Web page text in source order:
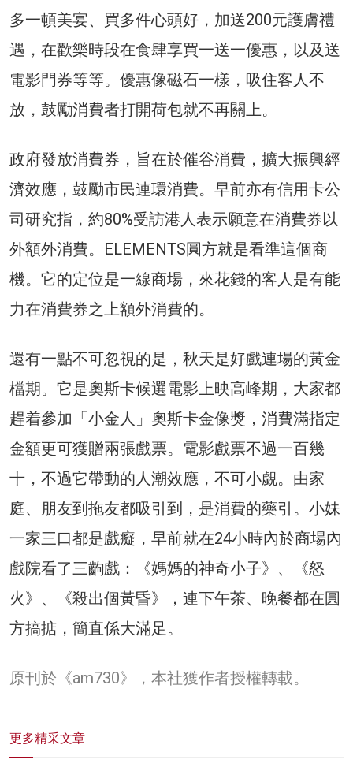
多一頓美宴、買多件心頭好，加送200元護膚禮
遇，在歡樂時段在食肆享買一送一優惠，以及送
電影門券等等。優惠像磁石一樣，吸住客人不
放，鼓勵消費者打開荷包就不再關上。
政府發放消費券，旨在於催谷消費，擴大振興經
濟效應，鼓勵市民連環消費。早前亦有信用卡公
司研究指，約80%受訪港人表示願意在消費券以
外額外消費。ELEMENTS圓方就是看準這個商
機。它的定位是一線商場，來花錢的客人是有能
力在消費券之上額外消費的。
還有一點不可忽視的是，秋天是好戲連場的黃金
檔期。它是奧斯卡候選電影上映高峰期，大家都
趕着參加「小金人」奧斯卡金像獎，消費滿指定
金額更可獲贈兩張戲票。電影戲票不過一百幾
十，不過它帶動的人潮效應，不可小覷。由家
庭、朋友到拖友都吸引到，是消費的藥引。小妹
一家三口都是戲癡，早前就在24小時內於商場內
戲院看了三齣戲：《媽媽的神奇小子》、《怒
火》、《殺出個黃昏》，連下午茶、晚餐都在圓
方搞掂，簡直係大滿足。
原刊於《am730》，本社獲作者授權轉載。
更多精采文章